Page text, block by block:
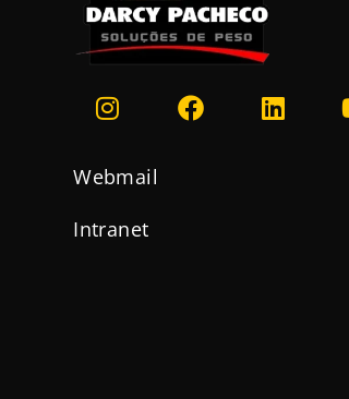
Webmail
Intranet